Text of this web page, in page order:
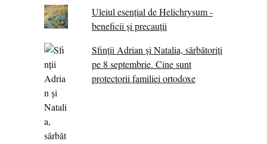
Uleiul esențial de Helichrysum -
beneficii și precauții
Sfinții Adrian și Natalia, sărbătoriți
pe 8 septembrie. Cine sunt
protectorii familiei ortodoxe